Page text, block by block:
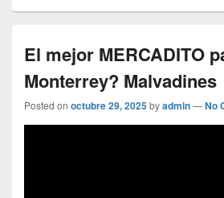
El mejor MERCADITO
Monterrey? Malvadines
Posted on octubre 29, 2025byadmin—No